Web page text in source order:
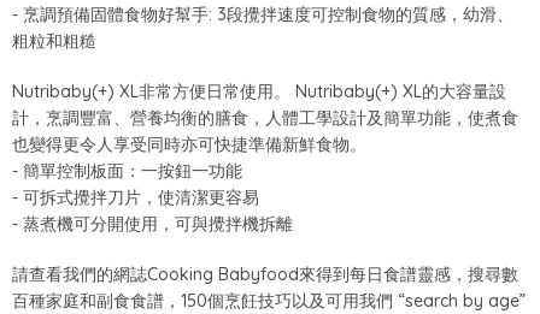
- 烹調預備固體食物好幫手: 3段攪拌速度可控制食物的質感，幼滑、
粗粒和粗糙
Nutribaby(+) XL非常方便日常使用。 Nutribaby(+) XL的大容量設
計，烹調豐富、營養均衡的膳食，人體工學設計及簡單功能，使煮食
也變得更令人享受同時亦可快捷準備新鮮食物。
- 簡單控制板面：一按鈕一功能
- 可拆式攪拌刀片，使清潔更容易
- 蒸煮機可分開使用，可與攪拌機拆離
請查看我們的網誌Cooking Babyfood來得到每日食譜靈感，搜尋數
百種家庭和副食食譜， 150個烹飪技巧以及可用我們 “search by age”